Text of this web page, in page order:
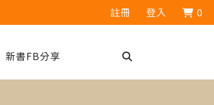
註冊 登入 0
新書FB分享